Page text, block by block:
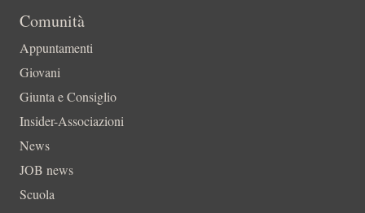
Comunità
Appuntamenti
Giovani
Giunta e Consiglio
Insider-Associazioni
News
JOB news
Scuola